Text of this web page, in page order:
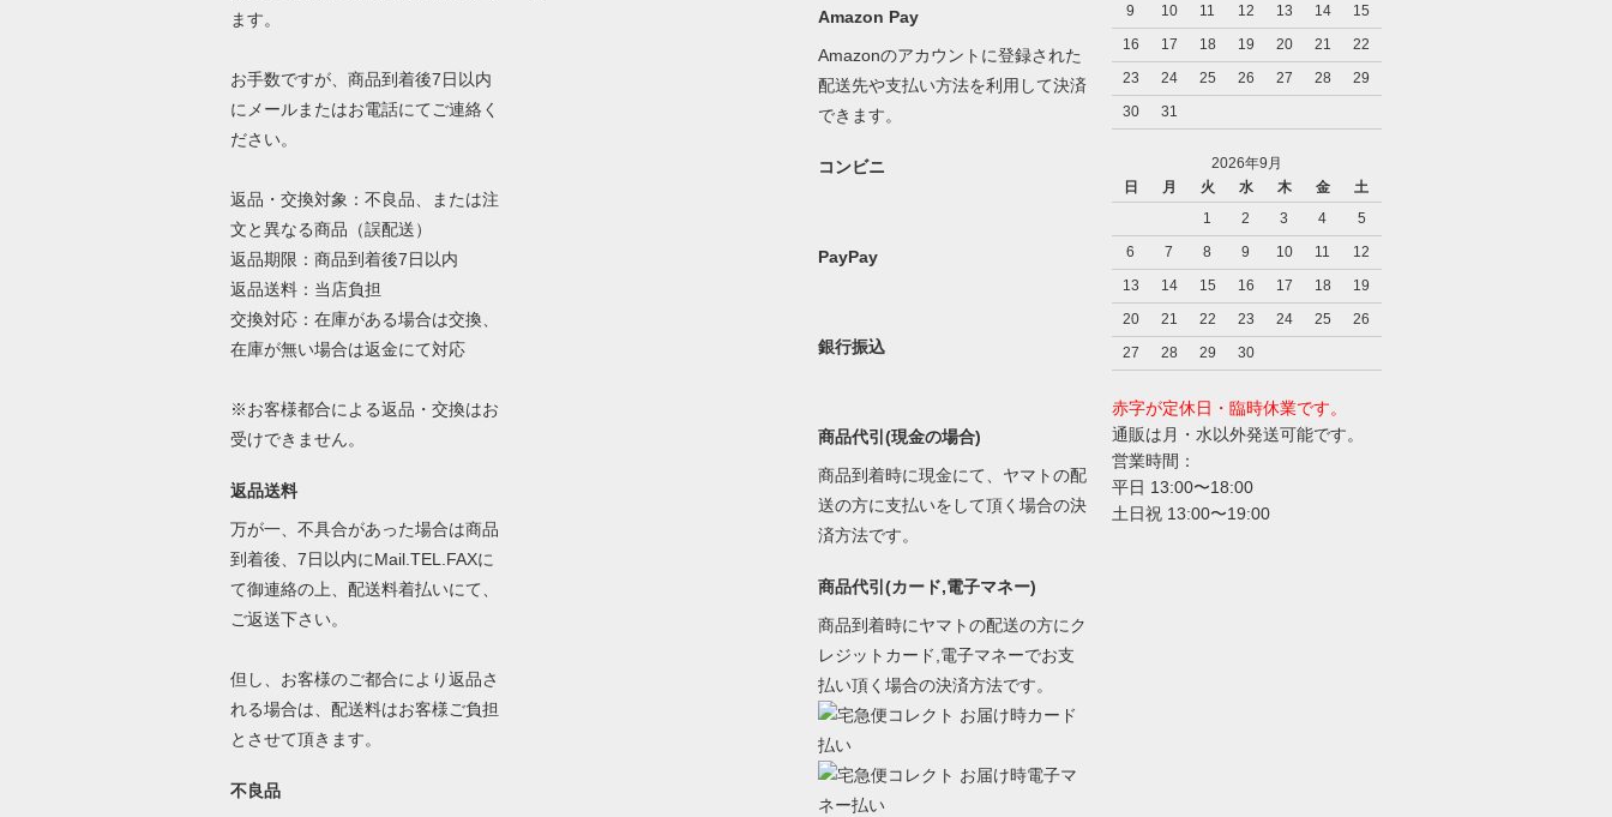
ます。
お手数ですが、商品到着後7日以内
にメールまたはお電話にてご連絡く
ださい。
返品・交換対象：不良品、または注
文と異なる商品（誤配送）
返品期限：商品到着後7日以内
返品送料：当店負担
交換対応：在庫がある場合は交換、
在庫が無い場合は返金にて対応
※お客様都合による返品・交換はお
受けできません。
返品送料
万が一、不具合があった場合は商品
到着後、7日以内にMail.TEL.FAXに
て御連絡の上、配送料着払いにて、
ご返送下さい。
但し、お客様のご都合により返品さ
れる場合は、配送料はお客様ご負担
とさせて頂きます。
不良品
Amazon Pay
Amazonのアカウントに登録された
配送先や支払い方法を利用して決済
できます。
コンビニ
PayPay
銀行振込
商品代引(現金の場合)
商品到着時に現金にて、ヤマトの配
送の方に支払いをして頂く場合の決
済方法です。
商品代引(カード,電子マネー)
商品到着時にヤマトの配送の方にク
レジットカード,電子マネーでお支
払い頂く場合の決済方法です。
9
10 11 12 13 14
15
16
17 18 19 20 21
22
23
24 25 26 27 28
29
30
31
2026年9月
日
月 火 水 木 金
土
1
2 3 4
5
6
7 8 9 10 11
12
13
14 15 16 17 18
19
20
21 22 23 24 25
26
27
28 29 30
赤字が定休日・臨時休業です。
通販は月・水以外発送可能です。
営業時間：
平日 13:00〜18:00
土日祝 13:00〜19:00